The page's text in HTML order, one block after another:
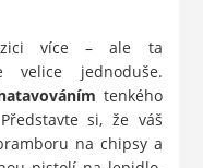
více – ale ta
velice jednoduše.
tenkého
si, že váš
na chipsy a